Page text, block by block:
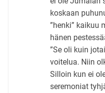
koskaan
”henki” kaikuu
hänen
”Se oli kuin
voitelua. Niin
Silloin kun ei
seremoniat